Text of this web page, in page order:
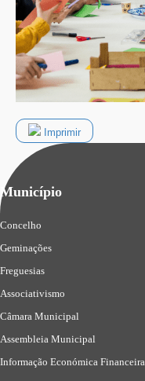
Imprimir
Município
Concelho
Geminações
Freguesias
Associativismo
Câmara Municipal
Assembleia Municipal
Informação Económica Financeira